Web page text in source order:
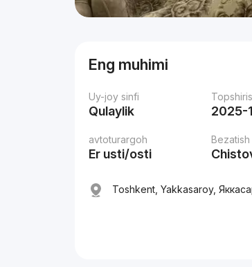
Eng muhimi
Uy-joy sinfi
Qulaylik 2025-
avtoturargoh
Er usti/osti
Bezatish
Toshkent, Yakkasaroy,